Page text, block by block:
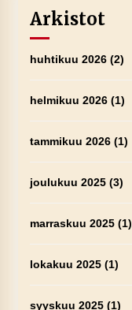
Arkistot
huhtikuu 2026(2)
helmikuu 2026(1)
tammikuu 2026(1)
joulukuu 2025(3)
marraskuu 2025(1)
lokakuu 2025(1)
syyskuu 2025(1)